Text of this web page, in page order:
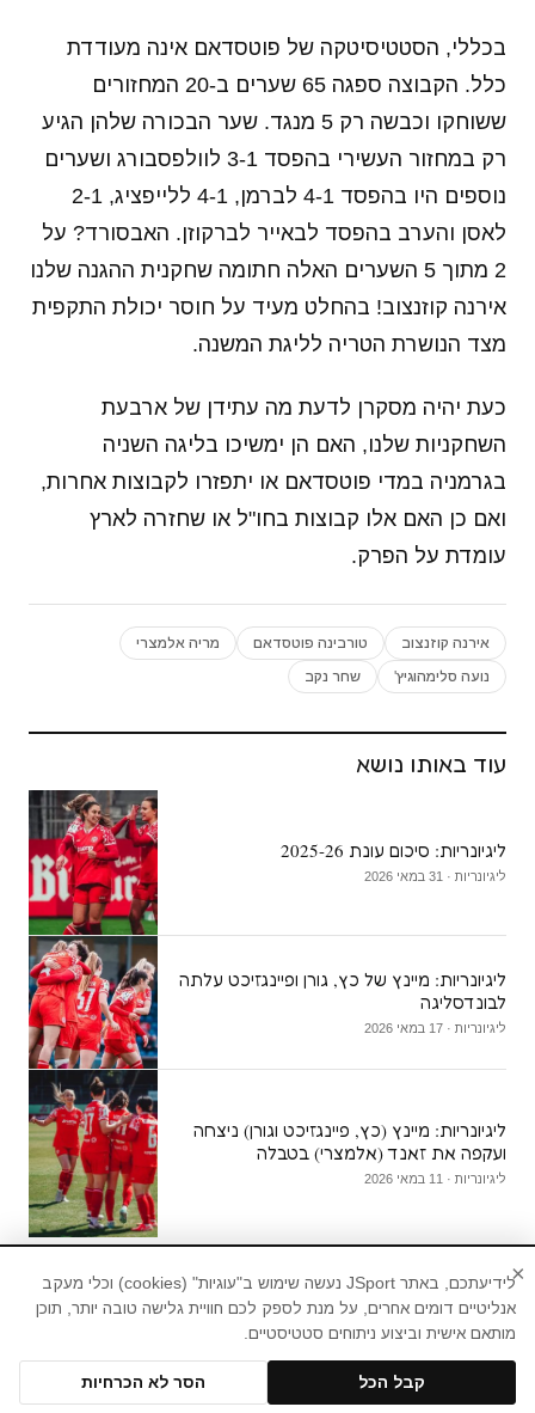
בכללי, הסטטיסיטקה של פוטסדאם אינה מעודדת
כלל. הקבוצה ספגה 65 שערים ב-20 המחזורים
ששוחקו וכבשה רק 5 מנגד. שער הבכורה שלהן הגיע
רק במחזור העשירי בהפסד 3-1 לוולפסבורג ושערים
נוספים היו בהפסד 4-1 לברמן, 4-1 ללייפציג, 2-1
לאסן והערב בהפסד לבאייר לברקוזן. האבסורד? על
2 מתוך 5 השערים האלה חתומה שחקנית ההגנה שלנו
אירנה קוזנצוב! בהחלט מעיד על חוסר יכולת התקפית
מצד הנושרת הטריה לליגת המשנה.
כעת יהיה מסקרן לדעת מה עתידן של ארבעת
השחקניות שלנו, האם הן ימשיכו בליגה השניה
בגרמניה במדי פוטסדאם או יתפזרו לקבוצות אחרות,
ואם כן האם אלו קבוצות בחו"ל או שחזרה לארץ
עומדת על הפרק.
אירנה קוזנצוב טורבינה פוטסדאם
מריה אלמצרי
נועה סלימהוגיץ'
שחר נקב
עוד באותו נושא
ליגיונריות: סיכום עונת 2025-26
ליגיונריות · 31 במאי 2026
ליגיונריות: מיינץ של כץ, גורן ופיינגזיכט עלתה
לבונדסליגה
ליגיונריות · 17 במאי 2026
ליגיונריות: מיינץ (כץ, פיינגזיכט וגורן) ניצחה
ועקפה את זאנד (אלמצרי) בטבלה
ליגיונריות · 11 במאי 2026
חדשות ספורט, עדכוני ספורט, תוצאות ספורט,טורי
דעה
ליגת העל ליגיונריות
נבחרות ישראל לנשים
ליגת האלופות לנשים
דעות NBA תוצאות טבלאות
×
לידיעתכם, באתר JSport נעשה שימוש ב"עוגיות" (cookies) וכלי מעקב
אנליטיים דומים אחרים, על מנת לספק לכם חוויית גלישה טובה יותר, תוכן
מותאם אישית וביצוע ניתוחים סטטיסטיים.
קבל הכל הסר לא הכרחיות